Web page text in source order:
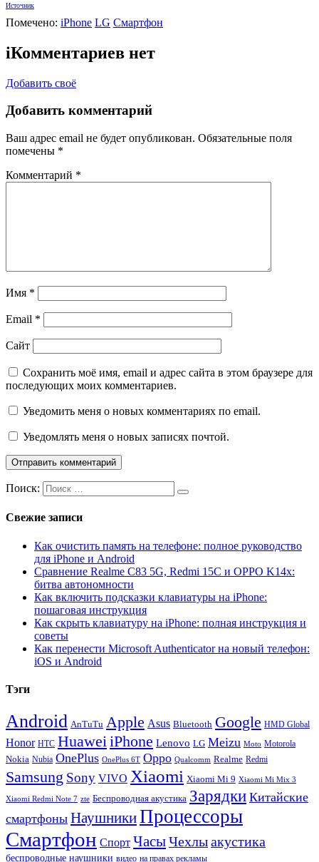
Источник
Помечено: iPhone LG Смартфон
iКомментариев нет
Добавить своё
Добавить комментарий
Ваш адрес email не будет опубликован. Обязательные поля
помечены *
Комментарий *
Имя *
Email *
Сайт
Сохранить моё имя, email и адрес сайта в этом браузере для
последующих моих комментариев.
Уведомить меня о новых комментариях по email.
Уведомлять меня о новых записях почтой.
Поиск:
Свежие записи
Как очистить память на телефоне: полное руководство
для iPhone и Android
Сравнение Realme C83 5G, Redmi 15C и OPPO K14x:
битва автономности
Как включить подсказки клавиатуры на iPhone:
пошаговая инструкция
Как скрыть клавиатуру на iPhone: полная инструкция и
советы
Как перенести Microsoft Authenticator на новый телефон:
iOS и Android
Тэги
Android AnTuTu Apple Asus Bluetooth Google HMD Global
Honor HTC HuaweiiPhone Lenovo LG Meizu Moto Motorola
Nokia Nubia OnePlus OnePlus 6T Oppo Qualcomm Realme Redmi
Samsung Sony VIVO Xiaomi Xiaomi Mi 9 Xiaomi Mi Mix 3
Xiaomi Redmi Note 7 zte Беспроводная акустика Зарядки Китайские
смартфоны НаушникиПроцессоры
Смартфон Спорт ЧасыЧехлыакустика
беспроводные наушники видео на правах рекламы